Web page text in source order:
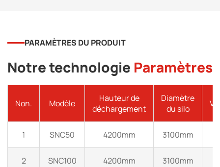
PARAMÈTRES DU PRODUIT
Notre technologie Paramètres
Non. Modèle
Hauteur de
déchargement
Diamètre
du silo
1 SNC50 4200mm 3100mm
2 SNC100 4200mm 3100mm